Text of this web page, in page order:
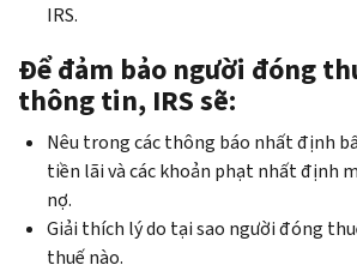
IRS.
Để đảm bảo người đóng
thông tin, IRS sẽ:
Nêu trong các thông báo nhất định
tiền lãi và các khoản phạt nhất định
nợ.
Giải thích lý do tại sao người đóng
thuế nào.